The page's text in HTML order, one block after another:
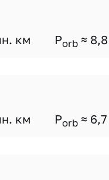
км Porb ≈ 8,8
км Porb ≈ 6,7